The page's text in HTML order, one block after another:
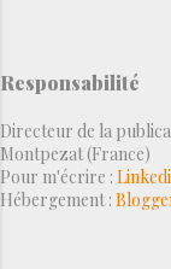
Responsabilité
Directeur de la
Montpezat (France)
Pour m'écrire :
Hébergement :